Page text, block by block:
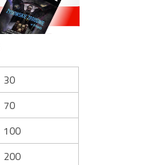
30
70
100
200